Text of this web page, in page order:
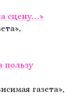
сцену…»
пользу
газета»,